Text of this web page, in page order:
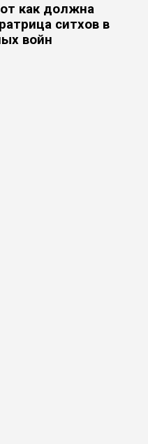
как должна
ситхов в
войн